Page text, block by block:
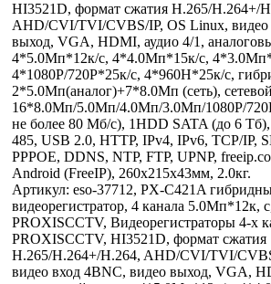
HI3521D, формат сжатия H.265/H.264+/
AHD/CVI/TVI/CVBS/IP, OS Linux, видео
выход, VGA, HDMI, аудио 4/1,
4*5.0Мп*12к/с, 4*4.0Мп*15к/с,
4*1080P/720P*25к/с, 4*960H*25к/с,
2*5.0Мп(аналог)+7*8.0Мп (сеть),
16*8.0Мп/5.0Мп/4.0Мп/3.0Мп/1080P/
не более 80 Мб/с), 1HDD SATA (до 6
485, USB 2.0, HTTP, IPv4, IPv6, TCP/IP,
PPPOE, DDNS, NTP, FTP, UPNP,
Android (FreeIP), 260x215x43мм, 2.0кг.
Артикул: eso-37712, PX-C421A
видеорегистратор, 4 канала 5.0Мп*12к,
PROXISCCTV, Видеорегистраторы 4-х
PROXISCCTV, HI3521D, формат сжатия
H.265/H.264+/H.264, AHD/CVI/TVI/
видео вход 4BNC, видео выход, VGA,